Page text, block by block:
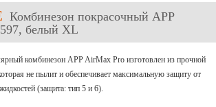
Комбинезон покрасочный APP
белый ХL
комбинезон APP AirMax Pro изготовлен из прочной
не пылит и обеспечивает максимальную защиту от
(защита: тип 5 и 6).